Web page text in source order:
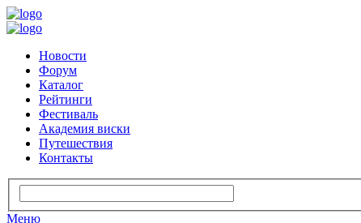
Новости
Форум
Каталог
Рейтинги
Фестиваль
Академия виски
Путешествия
Контакты
Меню